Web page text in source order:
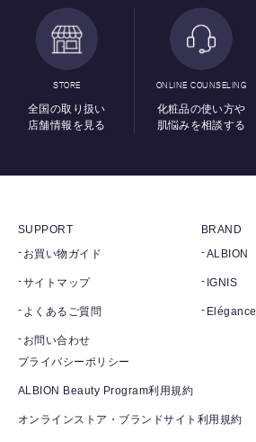
STORE
全国の取り扱い
店舗情報を見る
ONLINE COUNSELING
化粧品の使い方や
肌悩みを相談する
SUPPORT
お買い物ガイド
サイトマップ
よくあるご質問
お問い合わせ
BRAND
ALBION
IGNIS
Elégance
プライバシーポリシー
ALBION Beauty Program利用規約
オンラインストア・ブランドサイト利用規約